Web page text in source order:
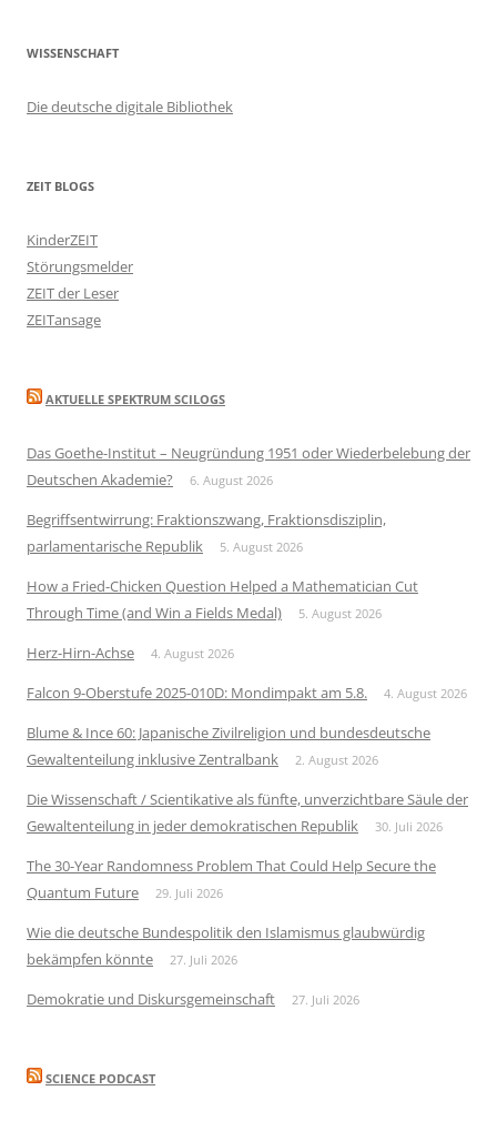
WISSENSCHAFT
Die deutsche digitale Bibliothek
ZEIT BLOGS
KinderZEIT
Störungsmelder
ZEIT der Leser
ZEITansage
AKTUELLE SPEKTRUM SCILOGS
Das Goethe-Institut – Neugründung 1951 oder Wiederbelebung der
Deutschen Akademie?
6. August 2026
Begriffsentwirrung: Fraktionszwang, Fraktionsdisziplin,
parlamentarische Republik
5. August 2026
How a Fried-Chicken Question Helped a Mathematician Cut
Through Time (and Win a Fields Medal)
5. August 2026
Herz-Hirn-Achse 4. August 2026
Falcon 9-Oberstufe 2025-010D: Mondimpakt am 5.8. 4. August 2026
Blume & Ince 60: Japanische Zivilreligion und bundesdeutsche
Gewaltenteilung inklusive Zentralbank
2. August 2026
Die Wissenschaft / Scientikative als fünfte, unverzichtbare Säule der
Gewaltenteilung in jeder demokratischen Republik
30. Juli 2026
The 30-Year Randomness Problem That Could Help Secure the
Quantum Future
29. Juli 2026
Wie die deutsche Bundespolitik den Islamismus glaubwürdig
bekämpfen könnte
27. Juli 2026
Demokratie und Diskursgemeinschaft 27. Juli 2026
SCIENCE PODCAST